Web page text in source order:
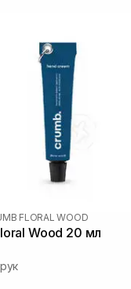
FLORAL WOOD
Wood 20 мл